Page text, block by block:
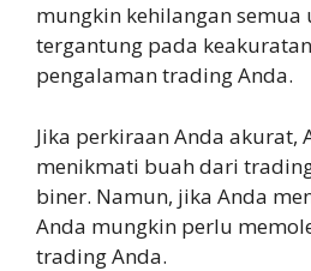
mungkin kehilangan semua
tergantung pada
pengalaman trading Anda.
Jika perkiraan Anda akurat,
menikmati buah dari
biner. Namun, jika Anda
Anda mungkin perlu
trading Anda.